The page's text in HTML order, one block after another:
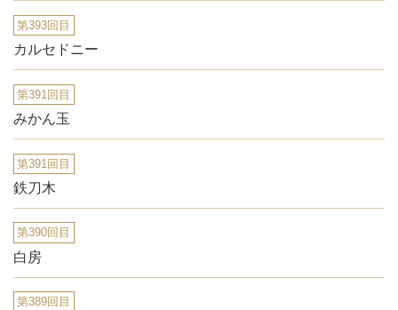
第393回目
カルセドニー
第391回目
みかん玉
第391回目
鉄刀木
第390回目
白房
第389回目